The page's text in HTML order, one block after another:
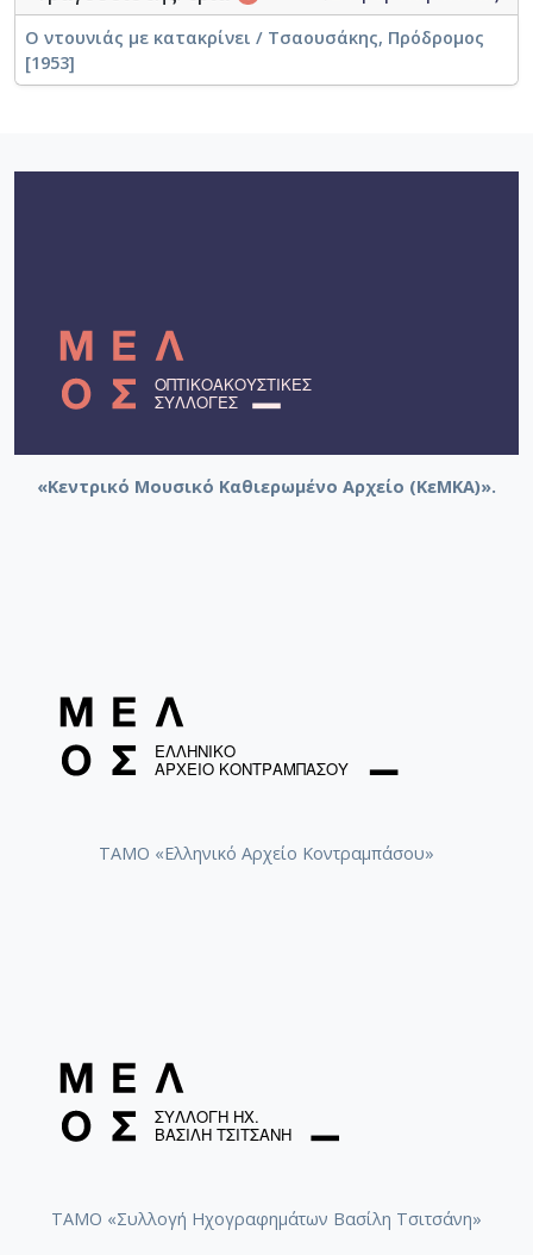
Ο ντουνιάς με κατακρίνει / Τσαουσάκης, Πρόδρομος
[1953]
«Κεντρικό Μουσικό Καθιερωμένο Αρχείο (ΚεΜΚΑ)».
ΤΑΜΟ «Ελληνικό Αρχείο Κοντραμπάσου»
ΤΑΜΟ «Συλλογή Ηχογραφημάτων Βασίλη Τσιτσάνη»